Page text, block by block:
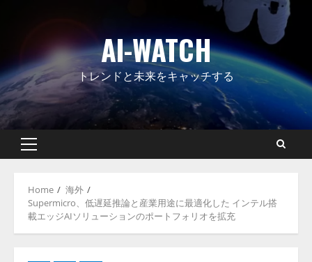
AI-WATCH
トレンドと未来をキャッチする
Primary
Home
海外
Supermicro、低遅延推論と産業用途に最適化した インテル搭
載エッジAIソリューションのポートフォリオを拡充